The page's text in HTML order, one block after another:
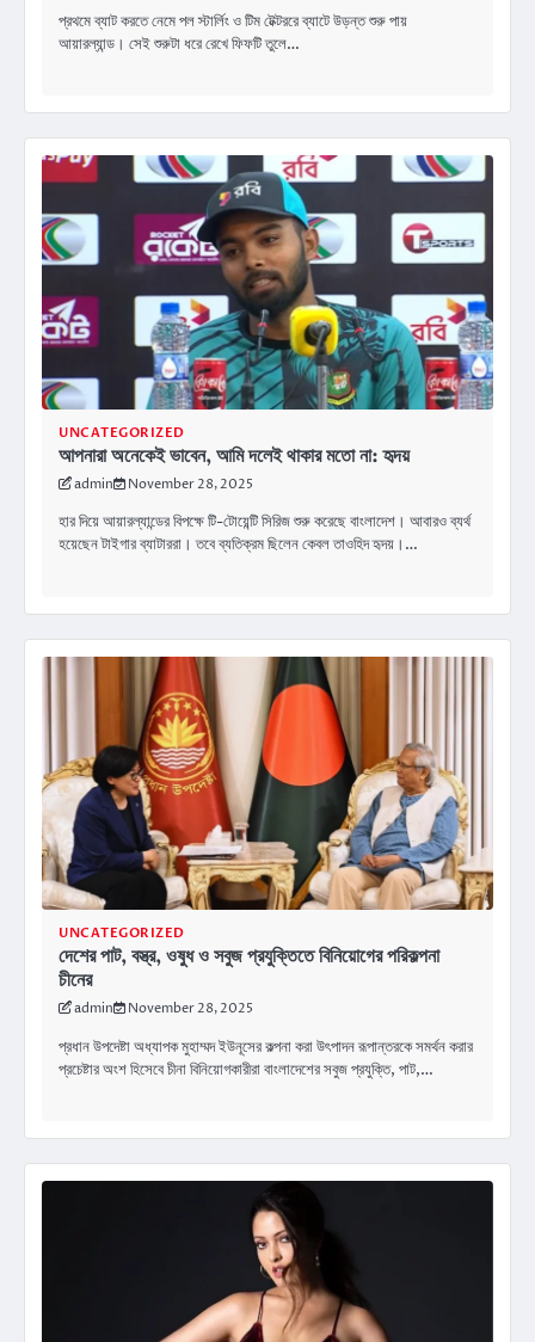
প্রথমে ব্যাট করতে নেমে পল স্টার্লিং ও টিম টেক্টররে ব্যাটে উড়ন্ত শুরু পায়
আয়ারল্যান্ড। সেই শুরুটা ধরে রেখে ফিফটি তুলে…
UNCATEGORIZED
আপনারা অনেকেই ভাবেন, আমি দলেই থাকার মতো না: হৃদয়
admin November 28, 2025
হার দিয়ে আয়ারল্যান্ডের বিপক্ষে টি-টোয়েন্টি সিরিজ শুরু করেছে বাংলাদেশ। আবারও ব্যর্থ
হয়েছেন টাইগার ব্যাটাররা। তবে ব্যতিক্রম ছিলেন কেবল তাওহিদ হৃদয়।…
UNCATEGORIZED
দেশের পাট, বস্ত্র, ওষুধ ও সবুজ প্রযুক্তিতে বিনিয়োগের পরিকল্পনা
চীনের
admin November 28, 2025
প্রধান উপদেষ্টা অধ্যাপক মুহাম্মদ ইউনূসের কল্পনা করা উৎপাদন রূপান্তরকে সমর্থন করার
প্রচেষ্টার অংশ হিসেবে চীনা বিনিয়োগকারীরা বাংলাদেশের সবুজ প্রযুক্তি, পাট,…